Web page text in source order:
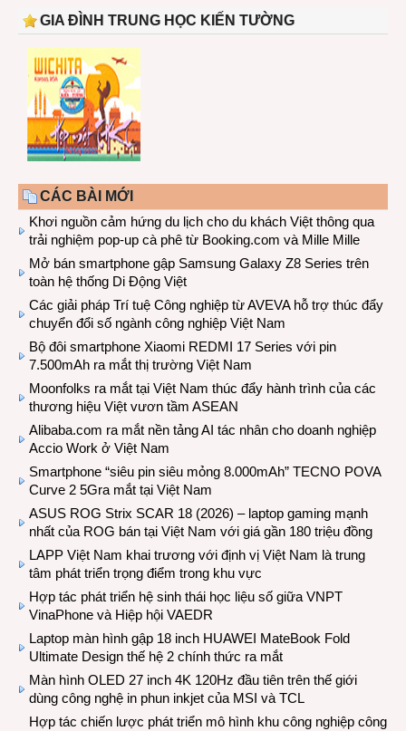
GIA ĐÌNH TRUNG HỌC KIẾN TƯỜNG
CÁC BÀI MỚI
Khơi nguồn cảm hứng du lịch cho du khách Việt thông qua
trải nghiệm pop-up cà phê từ Booking.com và Mille Mille
Mở bán smartphone gập Samsung Galaxy Z8 Series trên
toàn hệ thống Di Động Việt
Các giải pháp Trí tuệ Công nghiệp từ AVEVA hỗ trợ thúc đẩy
chuyển đổi số ngành công nghiệp Việt Nam
Bộ đôi smartphone Xiaomi REDMI 17 Series với pin
7.500mAh ra mắt thị trường Việt Nam
Moonfolks ra mắt tại Việt Nam thúc đẩy hành trình của các
thương hiệu Việt vươn tầm ASEAN
Alibaba.com ra mắt nền tảng AI tác nhân cho doanh nghiệp
Accio Work ở Việt Nam
Smartphone “siêu pin siêu mỏng 8.000mAh” TECNO POVA
Curve 2 5Gra mắt tại Việt Nam
ASUS ROG Strix SCAR 18 (2026) – laptop gaming mạnh
nhất của ROG bán tại Việt Nam với giá gần 180 triệu đồng
LAPP Việt Nam khai trương với định vị Việt Nam là trung
tâm phát triển trọng điểm trong khu vực
Hợp tác phát triển hệ sinh thái học liệu số giữa VNPT
VinaPhone và Hiệp hội VAEDR
Laptop màn hình gập 18 inch HUAWEI MateBook Fold
Ultimate Design thế hệ 2 chính thức ra mắt
Màn hình OLED 27 inch 4K 120Hz đầu tiên trên thế giới
dùng công nghệ in phun inkjet của MSI và TCL
Hợp tác chiến lược phát triển mô hình khu công nghiệp công